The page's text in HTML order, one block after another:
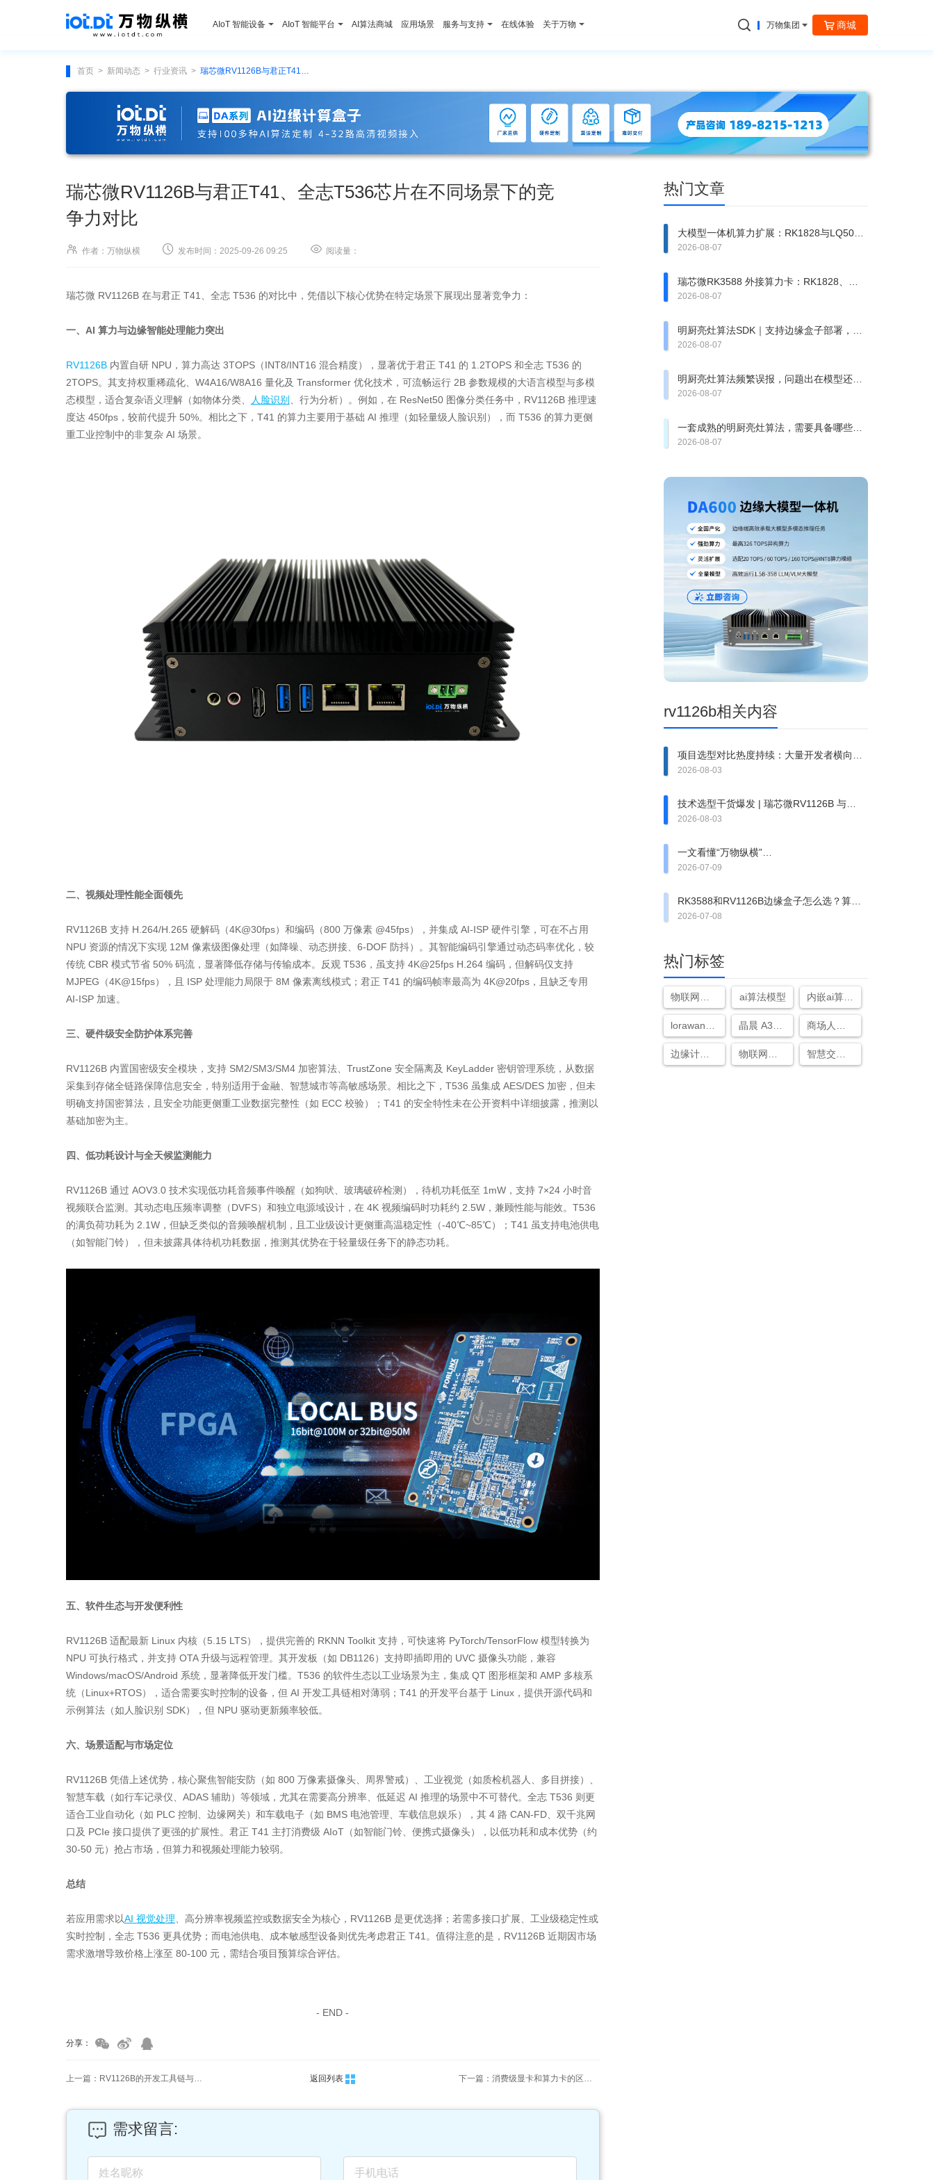
AIoT 智能设备 AIoT 智能平台 AI算法商城 应用场景 服务与支持 在线体验 关于万物 万物集团 商城
首页 > 新闻动态 > 行业资讯 >
瑞芯微RV1126B与君正T41、全志T536芯片在不同场景下的竞
争力对比
 作者：万物纵横  发布时间：2025-09-26 09:25  阅读量：
瑞芯微 RV1126B 在与君正 T41、全志 T536 的对比中，凭借以下核心优势在特定场景下展现出显著竞争力：
一、AI 算力与边缘智能处理能力突出
RV1126B内置自研 NPU，算力高达 3TOPS（INT8/INT16 混合精度），显著优于君正 T41 的 1.2TOPS 和全志 T536 的
2TOPS。其支持权重稀疏化、W4A16/W8A16 量化及 Transformer 优化技术，可流畅运行 2B 参数规模的大语言模型与多模
态模型，适合复杂语义理解（如物体分类、
人脸识别 、行为分析）。例如，在 ResNet50 图像分类任务中，RV1126B 推理速
度达 450fps，较前代提升 50%。相比之下，T41 的算力主要用于基础 AI 推理（如轻量级人脸识别），而 T536 的算力更侧
重工业控制中的非复杂 AI 场景。
二、视频处理性能全面领先
RV1126B 支持 H.264/H.265 硬解码（4K@30fps）和编码（800 万像素 @45fps），并集成 AI-ISP 硬件引擎，可在不占用
NPU 资源的情况下实现 12M 像素级图像处理（如降噪、动态拼接、6-DOF 防抖）。其智能编码引擎通过动态码率优化，较
传统 CBR 模式节省 50% 码流，显著降低存储与传输成本。反观 T536，虽支持 4K@25fps H.264 编码，但解码仅支持
MJPEG（4K@15fps），且 ISP 处理能力局限于 8M 像素离线模式；君正 T41 的编码帧率最高为 4K@20fps，且缺乏专用
AI-ISP 加速。
三、硬件级安全防护体系完善
RV1126B 内置国密级安全模块，支持 SM2/SM3/SM4 加密算法、TrustZone 安全隔离及 KeyLadder 密钥管理系统，从数据
采集到存储全链路保障信息安全，特别适用于金融、智慧城市等高敏感场景。相比之下，T536 虽集成 AES/DES 加密，但未
明确支持国密算法，且安全功能更侧重工业数据完整性（如 ECC 校验）；T41 的安全特性未在公开资料中详细披露，推测以
基础加密为主。
四、低功耗设计与全天候监测能力
RV1126B 通过 AOV3.0 技术实现低功耗音频事件唤醒（如狗吠、玻璃破碎检测），待机功耗低至 1mW，支持 7×24 小时音
视频联合监测。其动态电压频率调整（DVFS）和独立电源域设计，在 4K 视频编码时功耗约 2.5W，兼顾性能与能效。T536
的满负荷功耗为 2.1W，但缺乏类似的音频唤醒机制，且工业级设计更侧重高温稳定性（-40℃~85℃）；T41 虽支持电池供电
（如智能门铃），但未披露具体待机功耗数据，推测其优势在于轻量级任务下的静态功耗。
五、软件生态与开发便利性
RV1126B 适配最新 Linux 内核（5.15 LTS），提供完善的 RKNN Toolkit 支持，可快速将 PyTorch/TensorFlow 模型转换为
NPU 可执行格式，并支持 OTA 升级与远程管理。其开发板（如 DB1126）支持即插即用的 UVC 摄像头功能，兼容
Windows/macOS/Android 系统，显著降低开发门槛。T536 的软件生态以工业场景为主，集成 QT 图形框架和 AMP 多核系
统（Linux+RTOS），适合需要实时控制的设备，但 AI 开发工具链相对薄弱；T41 的开发平台基于 Linux，提供开源代码和
示例算法（如人脸识别 SDK），但 NPU 驱动更新频率较低。
六、场景适配与市场定位
RV1126B 凭借上述优势，核心聚焦智能安防（如 800 万像素摄像头、周界警戒）、工业视觉（如质检机器人、多目拼接）、
智慧车载（如行车记录仪、ADAS 辅助）等领域，尤其在需要高分辨率、低延迟 AI 推理的场景中不可替代。全志 T536 则更
适合工业自动化（如 PLC 控制、边缘网关）和车载电子（如 BMS 电池管理、车载信息娱乐），其 4 路 CAN-FD、双千兆网
口及 PCIe 接口提供了更强的扩展性。君正 T41 主打消费级 AIoT（如智能门铃、便携式摄像头），以低功耗和成本优势（约
30-50 元）抢占市场，但算力和视频处理能力较弱。
总结
若应用需求以AI 视觉处理 、高分辨率视频监控或数据安全为核心，RV1126B 是更优选择；若需多接口扩展、工业级稳定性或
实时控制，全志 T536 更具优势；而电池供电、成本敏感型设备则优先考虑君正 T41。值得注意的是，RV1126B 近期因市场
需求激增导致价格上涨至 80-100 元，需结合项目预算综合评估。
- END -
分享：
上一篇：RV1126B的开发工具链与RV1126有什么不同？ 返回列表 下一篇：消费级显卡和算力卡的区别："实时视觉体验"VS"高效计算"设计的生产力工具
需求留言:
热门文章
大模型一体机算力扩展：RK1828与LQ50异
构方案拆解
2026-08-07
瑞芯微RK3588 外接算力卡：RK1828、
RK1820、LQ50 该上哪一张？
2026-08-07
明厨亮灶算法SDK｜支持边缘盒子部署，快
速完成智慧食安改造
2026-08-07
明厨亮灶算法频繁误报，问题出在模型还是
厨房复杂环境？
2026-08-07
一套成熟的明厨亮灶算法，需要具备哪些检
测能力？
2026-08-07
rv1126b相关内容
项目选型对比热度持续：大量开发者横向对
比算能 CV186AH vs 瑞芯微RV1126BJ
2026-08-03
技术选型干货爆发 | 瑞芯微RV1126B 与
RV1126BJ 详细区别解析刷屏
2026-08-03
一文看懂“万物纵横”
RV1126B/RK3588/BM1688 边缘计算盒子怎
2026-07-09
RK3588和RV1126B边缘盒子怎么选？算力
功耗实测对比
2026-07-08
热门标签
ai算法模型